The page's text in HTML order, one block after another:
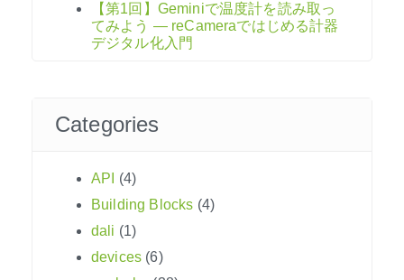
【第1回】Geminiで温度計を読み取っ
てみよう ― reCameraではじめる計器
デジタル化入門
Categories
API
(4)
Building Blocks (4)
dali (1)
devices (6)